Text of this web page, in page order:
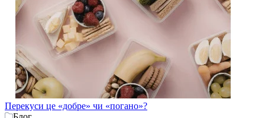
Перекуси це «добре» чи «погано»?